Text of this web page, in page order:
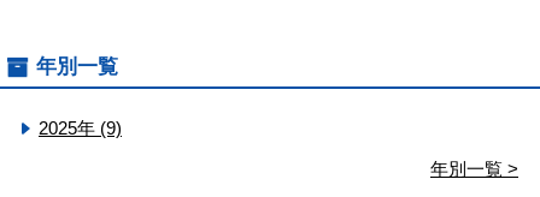
年別一覧
2025年 (9)
年別一覧 >